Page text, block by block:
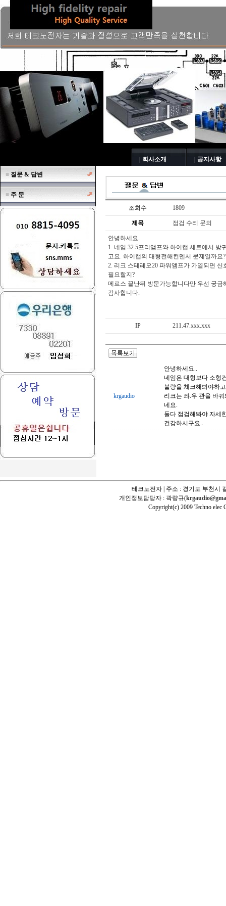
| 공지사항
| 회사소개
■ 질문 & 답변
■ 주 문
조회수
1809
제목 점검 수리 문의
안녕하세요.
1. 네임 32.5프리앰프와 하이캡 세트에서
고요. 하이캡의 대형전해컨덴서 문제일까요
2. 리크 스테레오20 파워앰프가 가열되면
필요할지?
메르스 끝난뒤 방문가능합니다만 우선 궁금
감사합니다.
IP 211.47.xxx.xxx
krgaudio
안녕하세요..
네임은 대형보다 소형
불량을 체크해봐야하
리크는 좌.우 관을 바
네요.
둘다 점검해봐야 자세
건강하시구요..
테크노전자 | 주소 : 경기도 부천시
개인정보담당자 : 곽량규(
Copyright(c) 2009 Techno elec